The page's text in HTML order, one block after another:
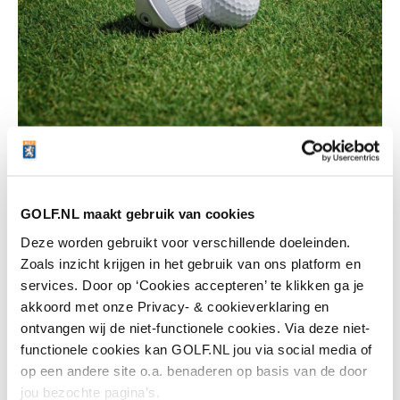
GOLF.NL maakt gebruik van cookies
Deze worden gebruikt voor verschillende doeleinden.
Zoals inzicht krijgen in het gebruik van ons platform en
services. Door op ‘Cookies accepteren’ te klikken ga je
akkoord met onze Privacy- & cookieverklaring en
ontvangen wij de niet-functionele cookies. Via deze niet-
functionele cookies kan GOLF.NL jou via social media of
op een andere site o.a. benaderen op basis van de door
jou bezochte pagina’s.
BunkR: uit het zand in één
Bunkerproblemen? De PING Bunkr heeft 64 graden
loft en 14,5 graden bounce om ervoor te zorgen dat
de club zich niet ingraaft. De full face grooves
maken het clubblad visueel heel groot en dat geeft
vertrouwen.
De ellende begint in de bunker als golfers hun
techniek moeten aanpassen. Niet bij de Bunkr want